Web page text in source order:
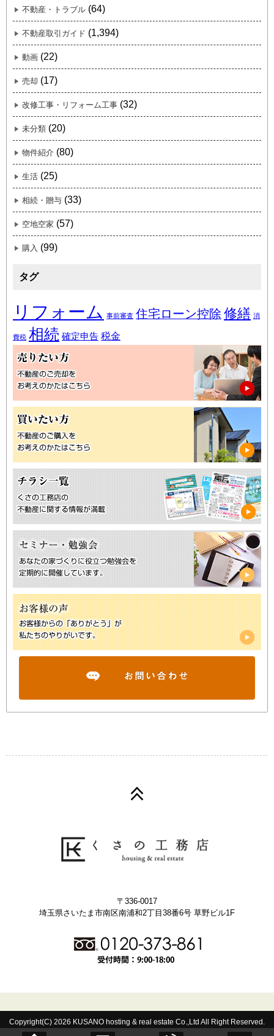
不動産・トラブル (64)
不動産取引ガイド (1,394)
動画 (22)
売却 (17)
改修工事・リフォーム工事 (32)
未分類 (20)
物件紹介 (80)
生活 (25)
相続・贈与 (33)
空地空家 (57)
購入 (99)
タグ
リフォーム 事前審査 住宅ローン控除 修繕 消
費税 相続 確定申告 税金
〒336-0017
埼玉県さいたま市南区南浦和2丁目38番6号 草野ビル1F
Copyright(C) 2026 KUSANO hosting & real estate Co.,Ltd All Right Reserved.